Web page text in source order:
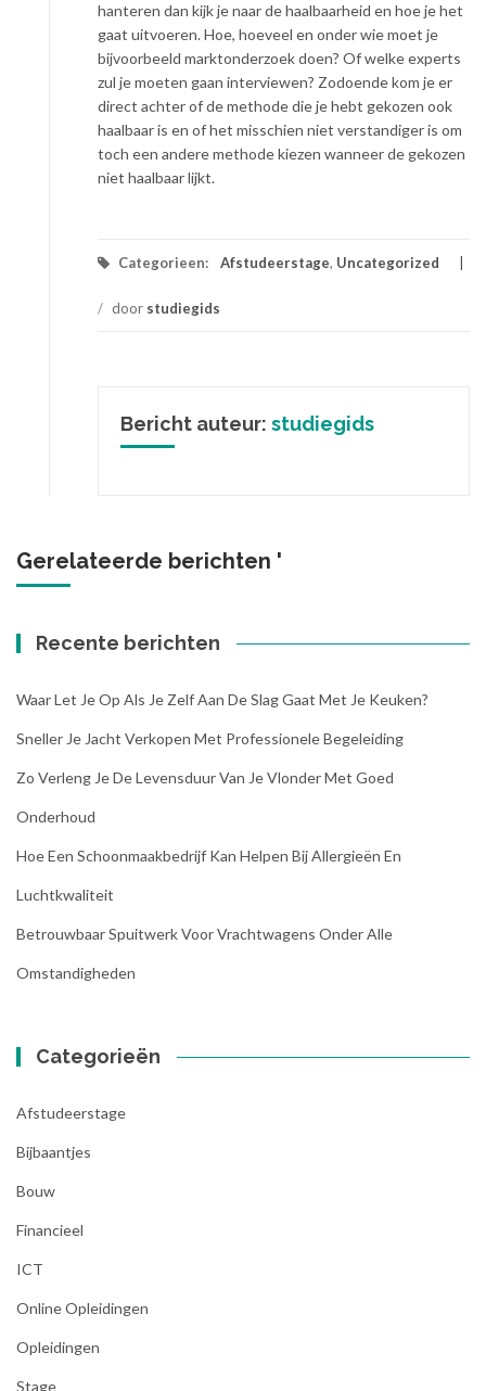
hanteren dan kijk je naar de haalbaarheid en hoe je het
gaat uitvoeren. Hoe, hoeveel en onder wie moet je
bijvoorbeeld marktonderzoek doen? Of welke experts
zul je moeten gaan interviewen? Zodoende kom je er
direct achter of de methode die je hebt gekozen ook
haalbaar is en of het misschien niet verstandiger is om
toch een andere methode kiezen wanneer de gekozen
niet haalbaar lijkt.
Categorieen: Afstudeerstage, Uncategorized
/ door studiegids
Bericht auteur: studiegids
Gerelateerde berichten '
Recente berichten
Waar Let Je Op Als Je Zelf Aan De Slag Gaat Met Je Keuken?
Sneller Je Jacht Verkopen Met Professionele Begeleiding
Zo Verleng Je De Levensduur Van Je Vlonder Met Goed
Onderhoud
Hoe Een Schoonmaakbedrijf Kan Helpen Bij Allergieën En
Luchtkwaliteit
Betrouwbaar Spuitwerk Voor Vrachtwagens Onder Alle
Omstandigheden
Categorieën
Afstudeerstage
Bijbaantjes
Bouw
Financieel
ICT
Online Opleidingen
Opleidingen
Stage